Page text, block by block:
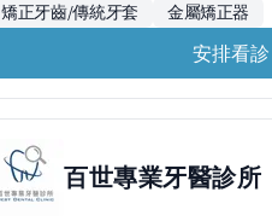
矯正牙齒/傳統牙套
金屬矯正器
安排看診
百世專業牙醫診所